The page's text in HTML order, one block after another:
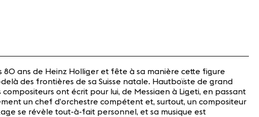
80 ans de Heinz Holliger et fête à sa manière cette figure
des frontières de sa Suisse natale. Hautboïste de grand
ont écrit pour lui, de Messiaen à Ligeti, en passant
un chef d’orchestre compétent et, surtout, un compositeur
se révèle tout-à-fait personnel, et sa musique est